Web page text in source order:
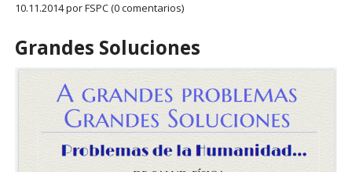
10.11.2014por FSPC (0 comentarios)
Grandes Soluciones